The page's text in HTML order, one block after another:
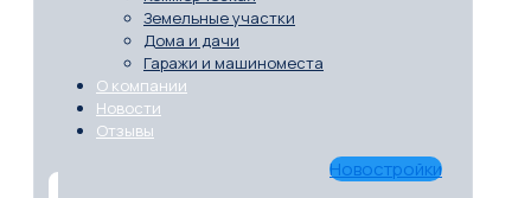
Земельные участки
Дома и дачи
Гаражи и машиноместа
О компании
Новости
Отзывы
Новостройки